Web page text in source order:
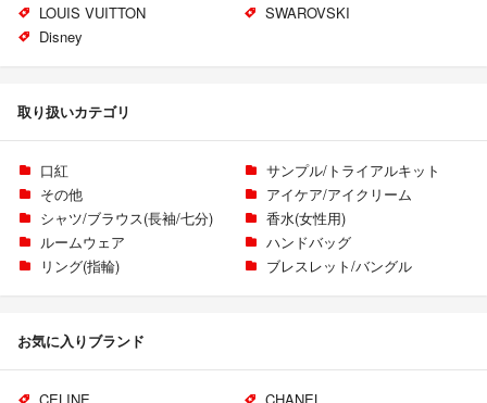
LOUIS VUITTON
SWAROVSKI
Disney
取り扱いカテゴリ
口紅
サンプル/トライアルキット
その他
アイケア/アイクリーム
シャツ/ブラウス(長袖/七分)
香水(女性用)
ルームウェア
ハンドバッグ
リング(指輪)
ブレスレット/バングル
お気に入りブランド